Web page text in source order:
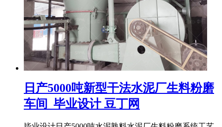
日产5000吨新型干法水泥厂生料粉磨
车间_毕业设计 豆丁网